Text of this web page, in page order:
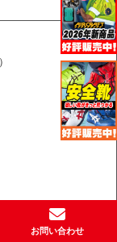
お問い合わせ